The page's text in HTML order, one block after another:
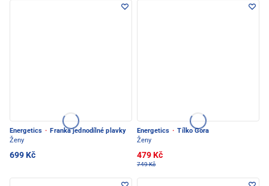
Energetics · Franka jednodílné plavky
Ženy
699 Kč
Energetics · Tílko Gora
Ženy
479 Kč
749 Kč